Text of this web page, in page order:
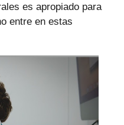
es apropiado para
entre en estas